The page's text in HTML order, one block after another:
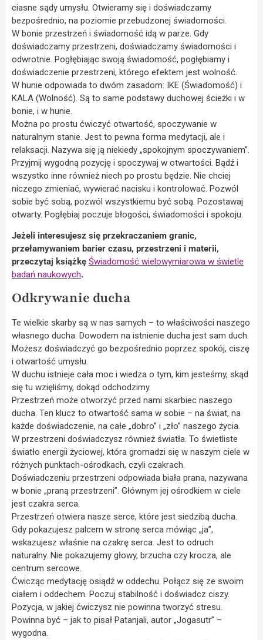
ciasne sądy umysłu. Otwieramy się i doświadczamy
bezpośrednio, na poziomie przebudzonej świadomości.
W bonie przestrzeń i świadomość idą w parze. Gdy
doświadczamy przestrzeni, doświadczamy świadomości i
odwrotnie. Pogłębiając swoją świadomość, pogłębiamy i
doświadczenie przestrzeni, którego efektem jest wolność.
W hunie odpowiada to dwóm zasadom: IKE (Świadomość) i
KALA (Wolność). Są to same podstawy duchowej ścieżki i w
bonie, i w hunie.
Można po prostu ćwiczyć otwartość, spoczywanie w
naturalnym stanie. Jest to pewna forma medytacji, ale i
relaksacji. Nazywa się ją niekiedy „spokojnym spoczywaniem”.
Przyjmij wygodną pozycję i spoczywaj w otwartości. Bądź i
wszystko inne również niech po prostu będzie. Nie chciej
niczego zmieniać, wywierać nacisku i kontrolować. Pozwól
sobie być sobą, pozwól wszystkiemu być sobą. Pozostawaj
otwarty. Pogłębiaj poczuje błogości, świadomości i spokoju.
Jeżeli interesujesz się przekraczaniem granic,
przełamywaniem barier czasu, przestrzeni i materii,
przeczytaj książkę Świadomość wielowymiarowa w świetle
badań naukowych.
Odkrywanie ducha
Te wielkie skarby są w nas samych – to właściwości naszego
własnego ducha. Dowodem na istnienie ducha jest sam duch.
Możesz doświadczyć go bezpośrednio poprzez spokój, ciszę
i otwartość umysłu.
W duchu istnieje cała moc i wiedza o tym, kim jesteśmy, skąd
się tu wzięliśmy, dokąd odchodzimy.
Przestrzeń może otworzyć przed nami skarbiec naszego
ducha. Ten klucz to otwartość sama w sobie – na świat, na
każde doświadczenie, na całe „dobro” i „zło” naszego życia.
W przestrzeni doświadczysz również światła. To świetliste
światło energii życiowej, która gromadzi się w naszym ciele w
różnych punktach-ośrodkach, czyli czakrach.
Doświadczeniu przestrzeni odpowiada biała prana, nazywana
w bonie „praną przestrzeni”. Głównym jej ośrodkiem w ciele
jest czakra serca.
Przestrzeń otwiera nasze serce, które jest siedzibą ducha.
Gdy pokazujesz palcem w stronę serca mówiąc „ja”,
wskazujesz właśnie na czakrę serca. Jest to odruch
naturalny. Nie pokazujemy głowy, brzucha czy krocza, ale
centrum sercowe.
Ćwicząc medytację osiądź w oddechu. Połącz się ze swoim
ciałem i oddechem. Poczuj stabilność i doświadcz ciszy.
Pozycja, w jakiej ćwiczysz nie powinna tworzyć stresu.
Powinna być – jak to pisał Patanjali, autor „Jogasutr” –
wygodna.